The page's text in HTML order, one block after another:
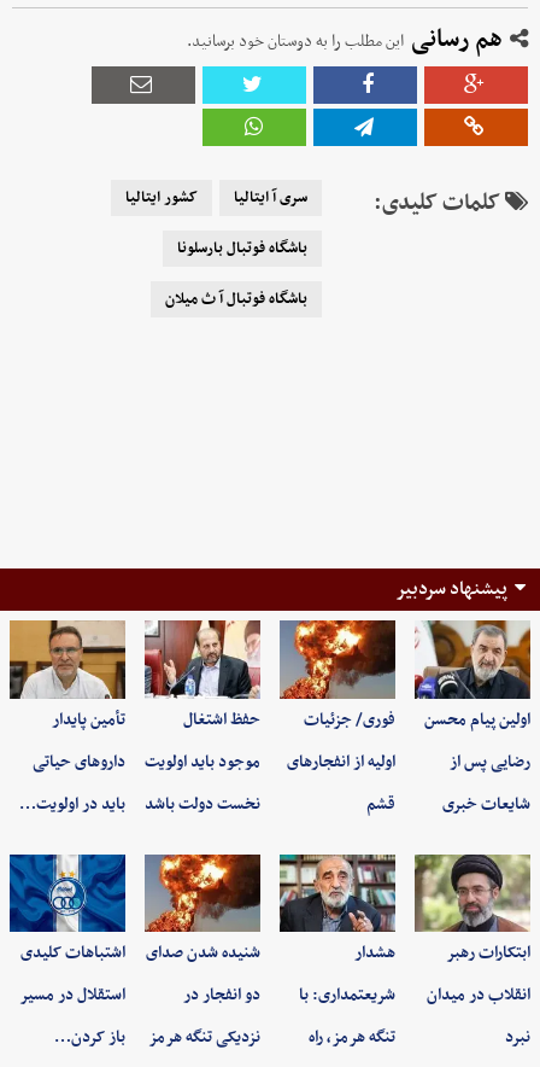
هم رسانی این مطلب را به دوستان خود برسانید.
کلمات کلیدی: سری آ ایتالیا
کشور ایتالیا
باشگاه فوتبال بارسلونا
باشگاه فوتبال آ ث میلان
پیشنهاد سردبیر
اولین پیام محسن
رضایی پس از
شایعات خبری
فوری/ جزئیات
اولیه از انفجارهای
قشم
حفظ اشتغال
موجود باید اولویت
نخست دولت باشد
تأمین پایدار
داروهای حیاتی
باید در اولویت…
ابتکارات رهبر
انقلاب در میدان
نبرد
هشدار
شریعتمداری: با
تنگه هرمز، راه
شنیده شدن صدای
دو انفجار در
نزدیکی تنگه هرمز
اشتباهات کلیدی
استقلال در مسیر
باز کردن…